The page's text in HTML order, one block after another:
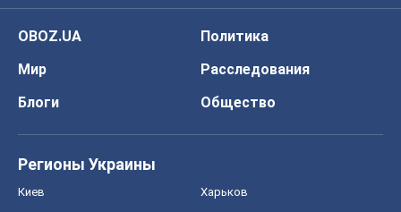
OBOZ.UA
Политика
Мир
Расследования
Блоги
Общество
Регионы Украины
Киев Харьков